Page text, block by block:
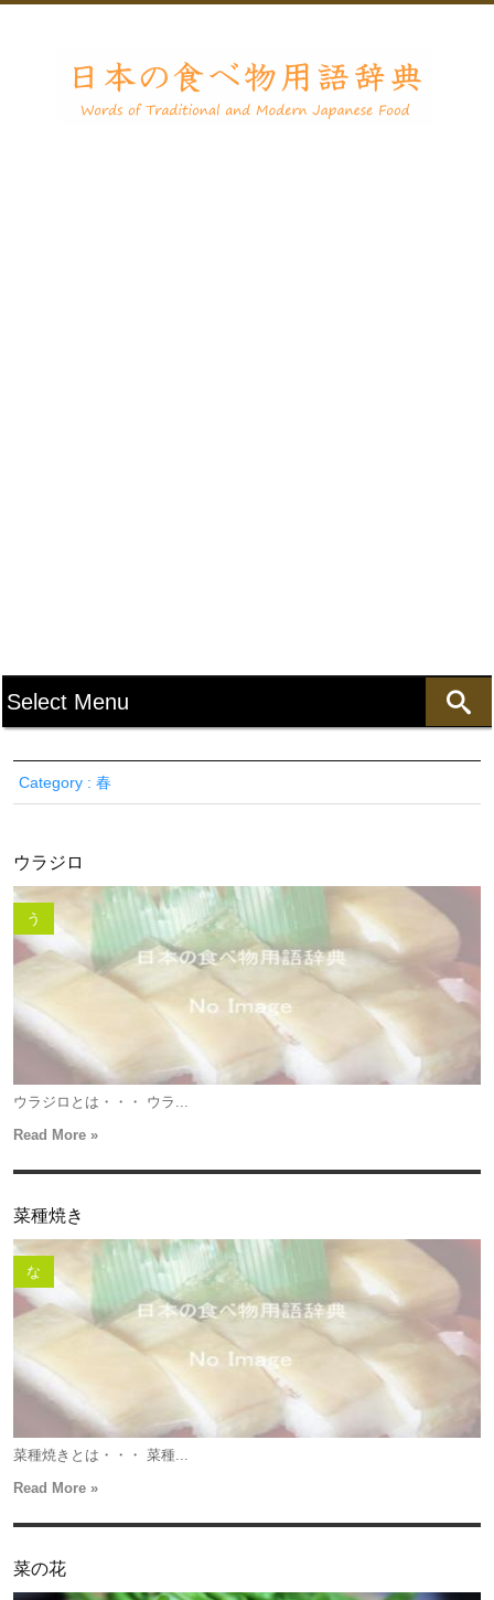
Category : 春
ウラジロ
う
ウラジロとは・・・ ウラ...
Read More »
菜種焼き
な
菜種焼きとは・・・ 菜種...
Read More »
菜の花